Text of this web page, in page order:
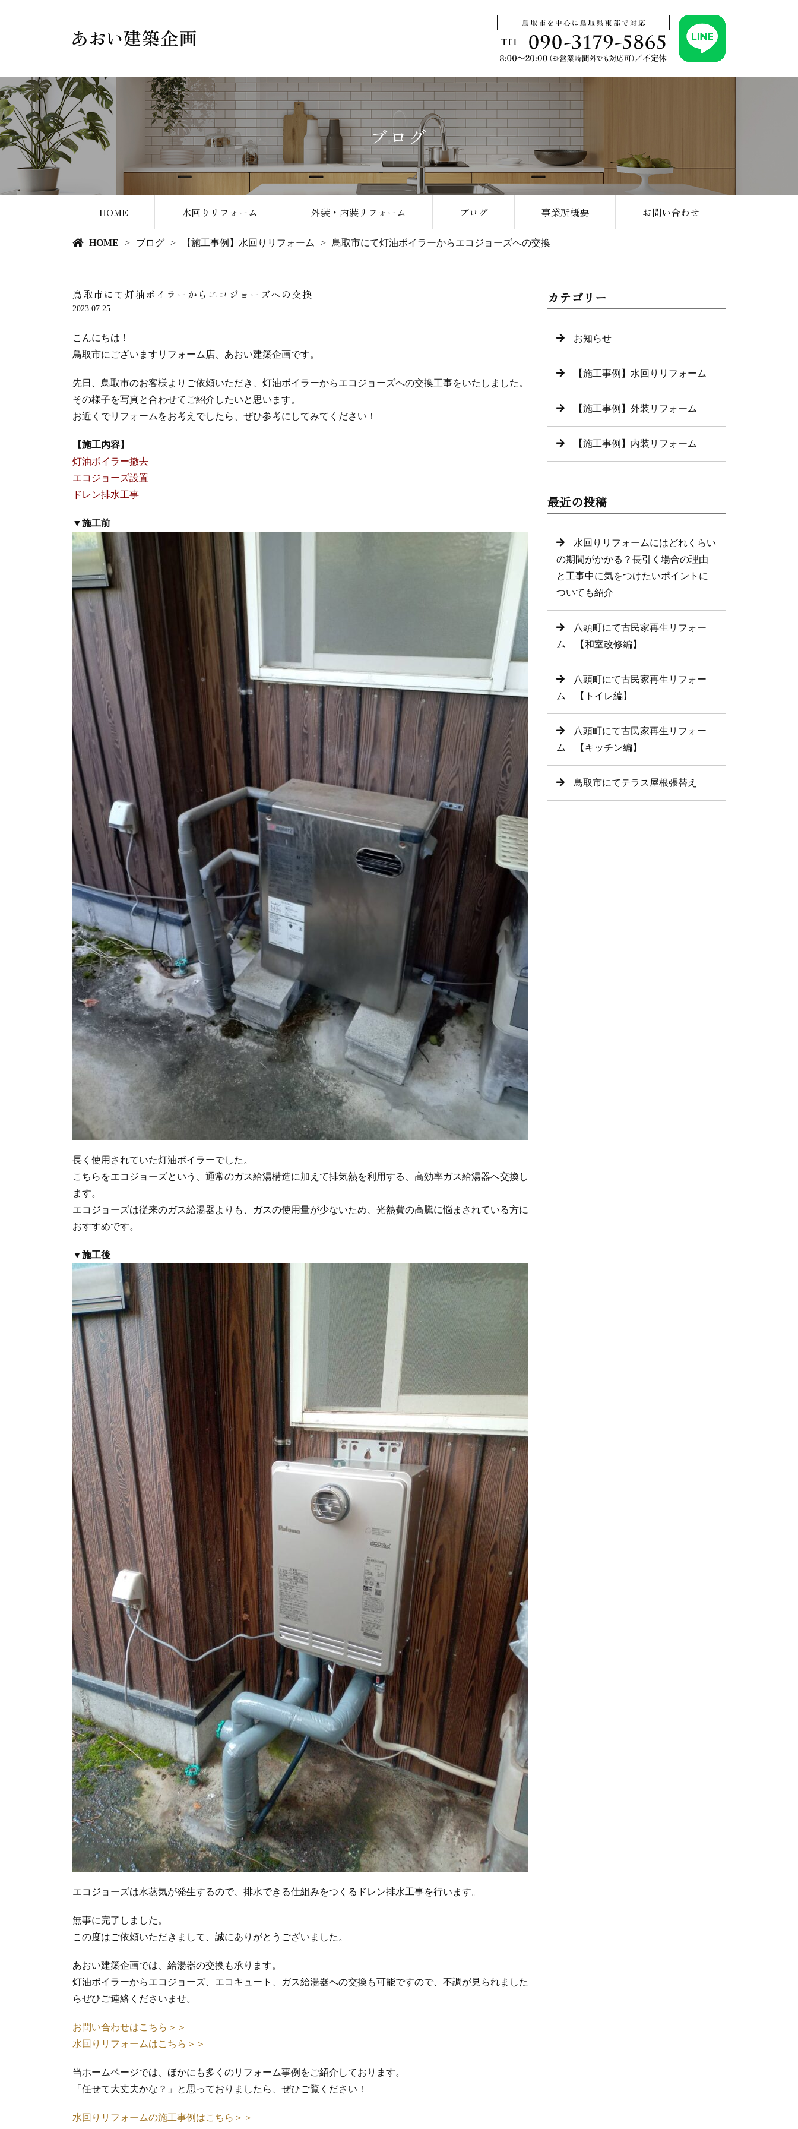
ブログ
HOME 水回りリフォーム 外装・内装リフォーム ブログ 事業所概要 お問い合わせ
HOME ブログ 【施工事例】水回りリフォーム 鳥取市にて灯油ボイラーからエコジョーズへの交換
鳥取市にて灯油ボイラーからエコジョーズへの交換
2023.07.25
こんにちは！
鳥取市にございますリフォーム店、あおい建築企画です。
先日、鳥取市のお客様よりご依頼いただき、灯油ボイラーからエコジョーズへの交換工事をいたしました。
その様子を写真と合わせてご紹介したいと思います。
お近くでリフォームをお考えでしたら、ぜひ参考にしてみてください！
【施工内容】
灯油ボイラー撤去
エコジョーズ設置
ドレン排水工事
▼施工前
長く使用されていた灯油ボイラーでした。
こちらをエコジョーズという、通常のガス給湯構造に加えて排気熱を利用する、高効率ガス給湯器へ交換し
ます。
エコジョーズは従来のガス給湯器よりも、ガスの使用量が少ないため、光熱費の高騰に悩まされている方に
おすすめです。
▼施工後
エコジョーズは水蒸気が発生するので、排水できる仕組みをつくるドレン排水工事を行います。
無事に完了しました。
この度はご依頼いただきまして、誠にありがとうございました。
あおい建築企画では、給湯器の交換も承ります。
灯油ボイラーからエコジョーズ、エコキュート、ガス給湯器への交換も可能ですので、不調が見られました
らぜひご連絡くださいませ。
お問い合わせはこちら＞＞
水回りリフォームはこちら＞＞
当ホームページでは、ほかにも多くのリフォーム事例をご紹介しております。
「任せて大丈夫かな？」と思っておりましたら、ぜひご覧ください！
水回りリフォームの施工事例はこちら＞＞
カテゴリー
お知らせ
【施工事例】水回りリフォーム
【施工事例】外装リフォーム
【施工事例】内装リフォーム
最近の投稿
水回りリフォームにはどれくらい
の期間がかかる？長引く場合の理由
と工事中に気をつけたいポイントに
ついても紹介
八頭町にて古民家再生リフォー
ム 【和室改修編】
八頭町にて古民家再生リフォー
ム 【トイレ編】
八頭町にて古民家再生リフォー
ム 【キッチン編】
鳥取市にてテラス屋根張替え